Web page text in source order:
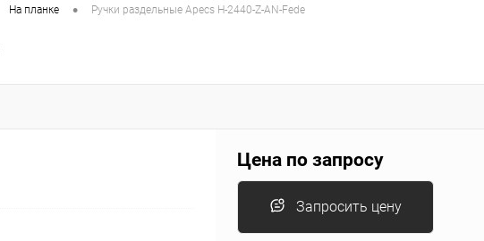
На планке • Ручки раздельные Apecs H-2440-Z-AN-Fede
Цена по запросу
Запросить цену